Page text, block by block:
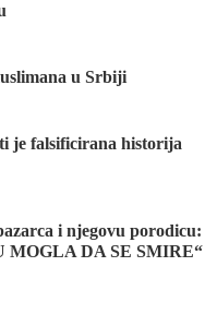
u Srbiji
je falsificirana historija
i njegovu porodicu:
MOGLA DA SE SMIRE“